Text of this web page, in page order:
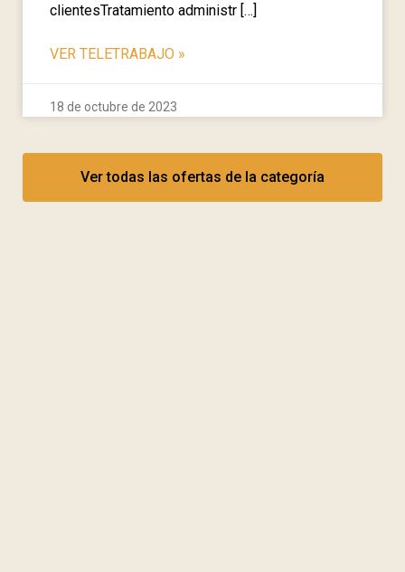
clientesTratamiento administr […]
VER TELETRABAJO »
18 de octubre de 2023
Ver todas las ofertas de la categoría